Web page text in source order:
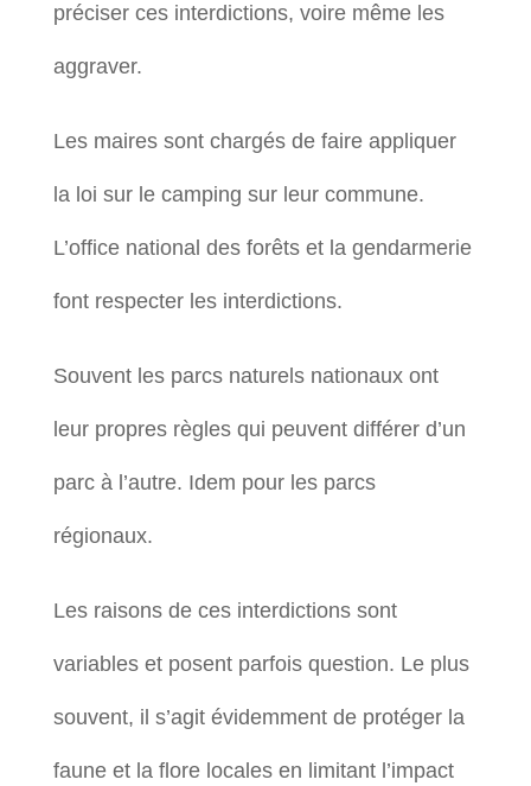
préciser ces interdictions, voire même les
aggraver.
Les maires sont chargés de faire appliquer
la loi sur le camping sur leur commune.
L’office national des forêts et la gendarmerie
font respecter les interdictions.
Souvent les parcs naturels nationaux ont
leur propres règles qui peuvent différer d’un
parc à l’autre. Idem pour les parcs
régionaux.
Les raisons de ces interdictions sont
variables et posent parfois question. Le plus
souvent, il s’agit évidemment de protéger la
faune et la flore locales en limitant l’impact